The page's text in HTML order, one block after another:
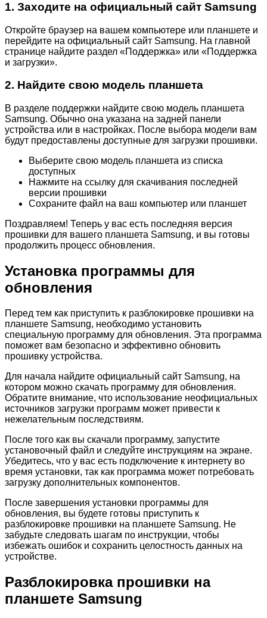
1. Заходите на официальный сайт Samsung
Откройте браузер на вашем компьютере или планшете и
перейдите на официальный сайт Samsung. На главной
странице найдите раздел «Поддержка» или «Поддержка
и загрузки».
2. Найдите свою модель планшета
В разделе поддержки найдите свою модель планшета
Samsung. Обычно она указана на задней панели
устройства или в настройках. После выбора модели вам
будут предоставлены доступные для загрузки прошивки.
Выберите свою модель планшета из списка
доступных
Нажмите на ссылку для скачивания последней
версии прошивки
Сохраните файл на ваш компьютер или планшет
Поздравляем! Теперь у вас есть последняя версия
прошивки для вашего планшета Samsung, и вы готовы
продолжить процесс обновления.
Установка программы для
обновления
Перед тем как приступить к разблокировке прошивки на
планшете Samsung, необходимо установить
специальную программу для обновления. Эта программа
поможет вам безопасно и эффективно обновить
прошивку устройства.
Для начала найдите официальный сайт Samsung, на
котором можно скачать программу для обновления.
Обратите внимание, что использование неофициальных
источников загрузки программ может привести к
нежелательным последствиям.
После того как вы скачали программу, запустите
установочный файл и следуйте инструкциям на экране.
Убедитесь, что у вас есть подключение к интернету во
время установки, так как программа может потребовать
загрузку дополнительных компонентов.
После завершения установки программы для
обновления, вы будете готовы приступить к
разблокировке прошивки на планшете Samsung. Не
забудьте следовать шагам по инструкции, чтобы
избежать ошибок и сохранить целостность данных на
устройстве.
Разблокировка прошивки на
планшете Samsung